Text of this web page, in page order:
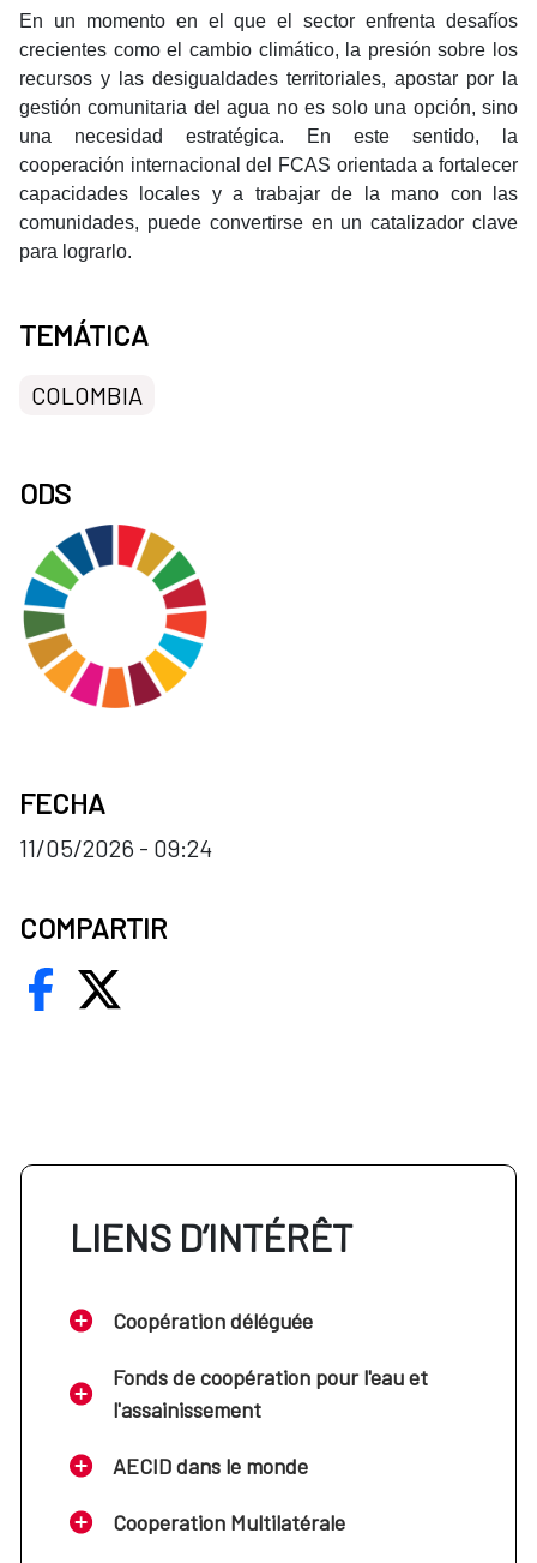
En un momento en el que el sector enfrenta desafíos
crecientes como el cambio climático, la presión sobre los
recursos y las desigualdades territoriales, apostar por la
gestión comunitaria del agua no es solo una opción, sino
una necesidad estratégica. En este sentido, la
cooperación internacional del FCAS orientada a fortalecer
capacidades locales y a trabajar de la mano con las
comunidades, puede convertirse en un catalizador clave
para lograrlo.
TEMÁTICA
COLOMBIA
ODS
FECHA
11/05/2026 - 09:24
COMPARTIR
LIENS D’INTÉRÊT
Coopération déléguée
Fonds de coopération pour l'eau et
l'assainissement
AECID dans le monde
Cooperation Multilatérale